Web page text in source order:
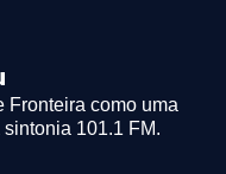
Fronteira como uma
101.1 FM.